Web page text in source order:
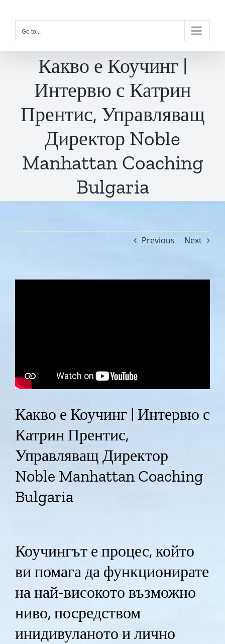
contentGo to...
Какво е Коучинг |
Интервю с Катрин
Прентис, Управляващ
Директор Noble
Manhattan Coaching
Bulgaria
Previous Next
Какво е Коучинг | Интервю с
Катрин Прентис,
Управляващ Директор
Noble Manhattan Coaching
Bulgaria
Коучингът е процес, който
ви помага да функционирате
на най-високото възможно
ниво, посредством
инидивуланото и лично